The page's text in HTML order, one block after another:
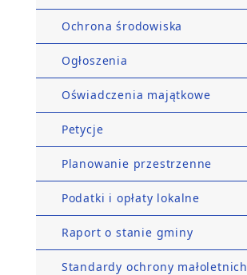
Ochrona środowiska
Ogłoszenia
Oświadczenia majątkowe
Petycje
Planowanie przestrzenne
Podatki i opłaty lokalne
Raport o stanie gminy
Standardy ochrony małoletnich